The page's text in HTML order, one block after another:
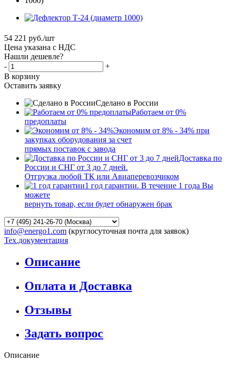
54 221 руб./шт
Цена указана с НДС
Нашли дешевле?
-
+
В корзину
Оставить заявку
Сделано в России
Работаем от 0%
предоплаты
Экономим от 8% - 34% при
закупках оборудования за счет
прямых поставок с завода
Доставка по
России и СНГ от 3 до 7 дней.
Отгрузка любой ТК или Авиаперевозчиком
1 год гарантии. В течение 1 года Вы
можете
вернуть товар, если будет обнаружен брак
info@energo1.com (круглосуточная почта для заявок)
Тех.документация
Описание
Оплата и Доставка
Отзывы
Задать вопрос
Описание